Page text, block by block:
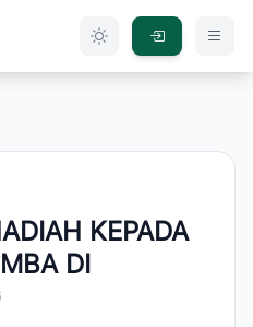
KEPADA
DI